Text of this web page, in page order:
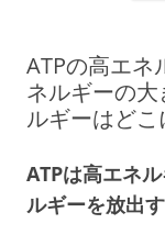
ATPの高エネ
ネルギーの
ルギーはどこ
ATPは高エネ
ルギーを放出